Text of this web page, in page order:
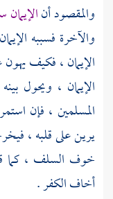
والمقصود أن
والآخرة فسببه
الإيمان ، فكيف
الإيمان ، ويحول
المسلمين ، فإن
يرين على قلبه ،
خوف السلف ، كما
أخاف الكفر .